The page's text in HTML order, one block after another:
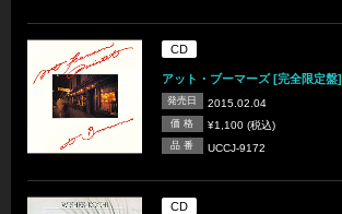
CD
アット・ブーマーズ [完全限定盤]
発売日 2015.02.04
価 格 ¥1,100 (税込)
品 番 UCCJ-9172
CD